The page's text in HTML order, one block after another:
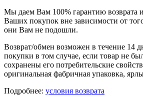
Мы даем Вам 100% гарантию возврата
Ваших покупок вне зависимости от
они Вам не подошли.
Возврат/обмен возможен в течение 14
покупки в том случае, если товар не
сохранены его потребительские
оригинальная фабричная упаковка,
Подробнее: условия возврата